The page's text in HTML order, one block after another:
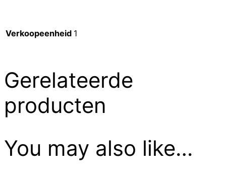
Verkoopeenheid 1
Gerelateerde
producten
You may also like…